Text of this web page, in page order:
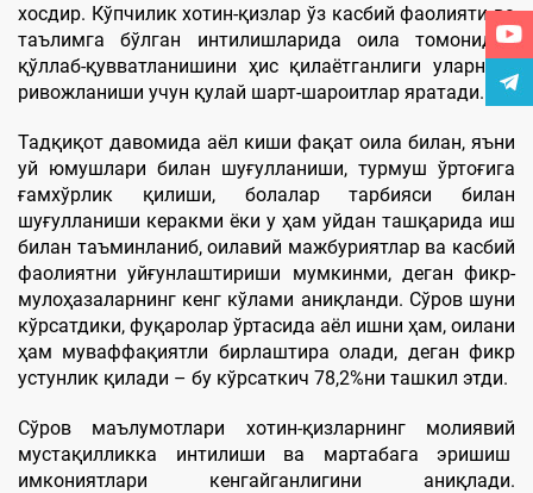
хосдир. Кўпчилик хотин-қизлар ўз касбий фаолияти ва
таълимга бўлган интилишларида оила томонидан
қўллаб-қувватланишини ҳис қилаётганлиги уларнинг
ривожланиши учун қулай шарт-шароитлар яратади.
Тадқиқот давомида аёл киши фақат оила билан, яъни
уй юмушлари билан шуғулланиши, турмуш ўртоғига
ғамхўрлик қилиши, болалар тарбияси билан
шуғулланиши керакми ёки у ҳам уйдан ташқарида иш
билан таъминланиб, оилавий мажбуриятлар ва касбий
фаолиятни уйғунлаштириши мумкинми, деган фикр-
мулоҳазаларнинг кенг кўлами аниқланди. Сўров шуни
кўрсатдики, фуқаролар ўртасида аёл ишни ҳам, оилани
ҳам муваффақиятли бирлаштира олади, деган фикр
устунлик қилади – бу кўрсаткич 78,2%ни ташкил этди.
Сўров маълумотлари хотин-қизларнинг молиявий
мустақилликка интилиши ва мартабага эришиш
имкониятлари кенгайганлигини аниқлади.